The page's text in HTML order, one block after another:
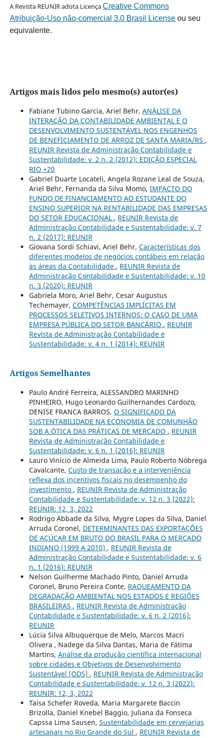
A Revista REUNIR adota LicençaCreative Commons
Atribuição-Uso não-comercial 3.0 Brasil Licenseou seu
equivalente.
Artigos mais lidos pelo mesmo(s) autor(es)
Fabiane Tubino Garcia, Ariel Behr, ANÁLISE DA
INTERAÇÃO DA CONTABILIDADE AMBIENTAL E O
DESENVOLVIMENTO SUSTENTÁVEL NOS ENGENHOS
DE BENEFICIAMENTO DE ARROZ DE SANTA MARIA/RS ,
REUNIR Revista de Administração Contabilidade e
Sustentabilidade: v. 2 n. 2 (2012): EDIÇÃO ESPECIAL
RIO +20
Gabriel Duarte Locateli, Angela Rozane Leal de Souza,
Ariel Behr, Fernanda da Silva Momo, IMPACTO DO
FUNDO DE FINANCIAMENTO AO ESTUDANTE DO
ENSINO SUPERIOR NA RENTABILIDADE DAS EMPRESAS
DO SETOR EDUCACIONAL , REUNIR Revista de
Administração Contabilidade e Sustentabilidade: v. 7
n. 2 (2017): REUNIR
Giovana Sordi Schiavi, Ariel Behr, Características dos
diferentes modelos de negócios contábeis em relação
às áreas da Contabilidade , REUNIR Revista de
Administração Contabilidade e Sustentabilidade: v. 10
n. 3 (2020): REUNIR
Gabriela Moro, Ariel Behr, Cesar Augustus
Techemayer, COMPETÊNCIAS IMPLÍCITAS EM
PROCESSOS SELETIVOS INTERNOS: O CASO DE UMA
EMPRESA PÚBLICA DO SETOR BANCÁRIO , REUNIR
Revista de Administração Contabilidade e
Sustentabilidade: v. 4 n. 1 (2014): REUNIR
Artigos Semelhantes
Paulo André Ferreira, ALESSANDRO MARINHO
PINHEIRO, Hugo Leonardo Guilhernandes Cardozo,
DENISE FRANCA BARROS, O SIGNIFICADO DA
SUSTENTABILIDADE NA ECONOMIA DE COMUNHÃO
SOB A ÓTICA DAS PRÁTICAS DE MERCADO , REUNIR
Revista de Administração Contabilidade e
Sustentabilidade: v. 6 n. 1 (2016): REUNIR
Lauro Vinício de Almeida Lima, Paulo Roberto Nóbrega
Cavalcante, Custo de transação e a interveniência
reflexa dos incentivos fiscais no desempenho do
investimento , REUNIR Revista de Administração
Contabilidade e Sustentabilidade: v. 12 n. 3 (2022):
REUNIR: 12, 3, 2022
Rodrigo Abbade da Silva, Mygre Lopes da Silva, Daniel
Arruda Coronel, DETERMINANTES DAS EXPORTAÇÕES
DE AÇÚCAR EM BRUTO DO BRASIL PARA O MERCADO
INDIANO (1999 A 2010) , REUNIR Revista de
Administração Contabilidade e Sustentabilidade: v. 6
n. 1 (2016): REUNIR
Nelson Guilherme Machado Pinto, Daniel Arruda
Coronel, Bruno Pereira Conte, RAQUEAMENTO DA
DEGRADAÇÃO AMBIENTAL NOS ESTADOS E REGIÕES
BRASILEIRAS , REUNIR Revista de Administração
Contabilidade e Sustentabilidade: v. 6 n. 2 (2016):
REUNIR
Lúcia Silva Albuquerque de Melo, Marcos Macri
Olivera , Nadege da Silva Dantas, Maria de Fátima
Martins, Análise da produção científica internacional
sobre cidades e Objetivos de Desenvolvimento
Sustentável (ODS) , REUNIR Revista de Administração
Contabilidade e Sustentabilidade: v. 12 n. 3 (2022):
REUNIR: 12, 3, 2022
Taísa Schefer Roveda, Maria Margarete Baccin
Brizolla, Daniel Knebel Baggio, Juliana da Fonseca
Capssa Lima Sausen, Sustentabilidade em cervejarias
artesanais no Rio Grande do Sul , REUNIR Revista de